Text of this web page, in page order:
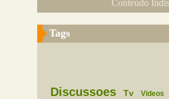
Conteúdo
Tags
Discussoes Tv Videos